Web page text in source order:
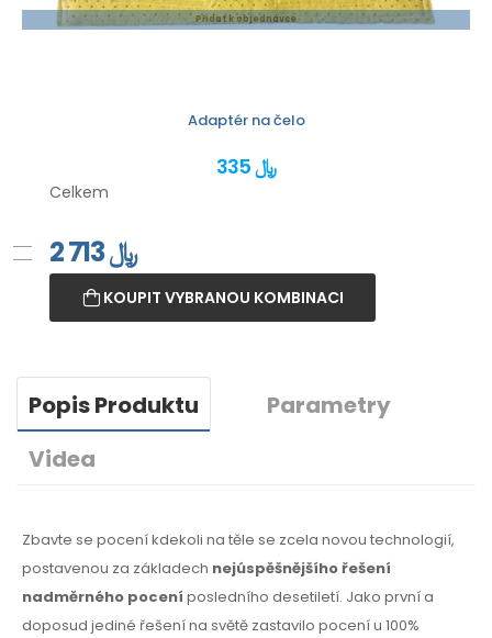
Přidat k objednávce
Adaptér na čelo
335 ﷼
Celkem
2 713﷼
KOUPIT VYBRANOU KOMBINACI
Popis Produktu
Parametry
Videa
Zbavte se pocení kdekoli na těle se zcela novou technologií,
postavenou za základech nejúspěšnějšího řešení
nadměrného pocení posledního desetiletí. Jako první a
doposud jediné řešení na světě zastavilo pocení u 100%